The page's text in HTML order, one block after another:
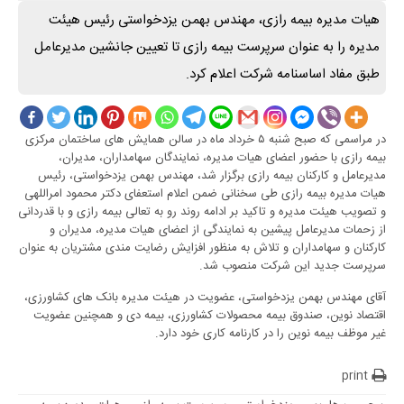
هیات مدیره بیمه رازی، مهندس بهمن یزدخواستی رئیس هیئت
مدیره را به عنوان سرپرست بیمه رازی تا تعیین جانشین مدیرعامل
طبق مفاد اساسنامه شرکت اعلام کرد.
در مراسمی که صبح شنبه ۵ خرداد ماه در سالن همایش های ساختمان مرکزی
بیمه رازی با حضور اعضای هیات مدیره، نمایندگان سهامداران، مدیران،
مدیرعامل و کارکنان بیمه رازی برگزار شد، مهندس بهمن یزدخواستی، رئیس
هیات مدیره بیمه رازی طی سخنانی ضمن اعلام استعفای دکتر محمود امراللهی
و تصویب هیئت مدیره و تاکید بر ادامه روند رو به تعالی بیمه رازی و با قدردانی
از زحمات مدیرعامل پیشین به نمایندگی از اعضای هیات مدیره، مدیران و
کارکنان و سهامداران و تلاش به منظور افزایش رضایت مندی مشتریان به عنوان
سرپرست جدید این شرکت منصوب شد.
آقای مهندس بهمن یزدخواستی، عضویت در هیئت مدیره بانک های کشاورزی،
اقتصاد نوین، صندوق بیمه محصولات کشاورزی، بیمه دی و همچنین عضویت
غیر موظف بیمه نوین را در کارنامه کاری خود دارد.
print